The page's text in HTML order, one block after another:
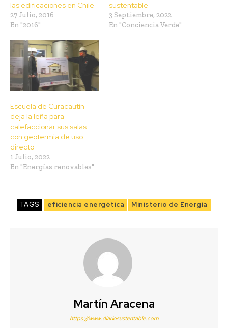
las edificaciones en Chile
27 Julio, 2016
En "2016"
sustentable
3 Septiembre, 2022
En "Conciencia Verde"
Escuela de Curacautín
deja la leña para
calefaccionar sus salas
con geotermia de uso
directo
1 Julio, 2022
En "Energías renovables"
TAGS eficiencia energética Ministerio de Energía
Martín Aracena
https://www.diariosustentable.com